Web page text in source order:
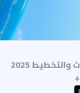
2025